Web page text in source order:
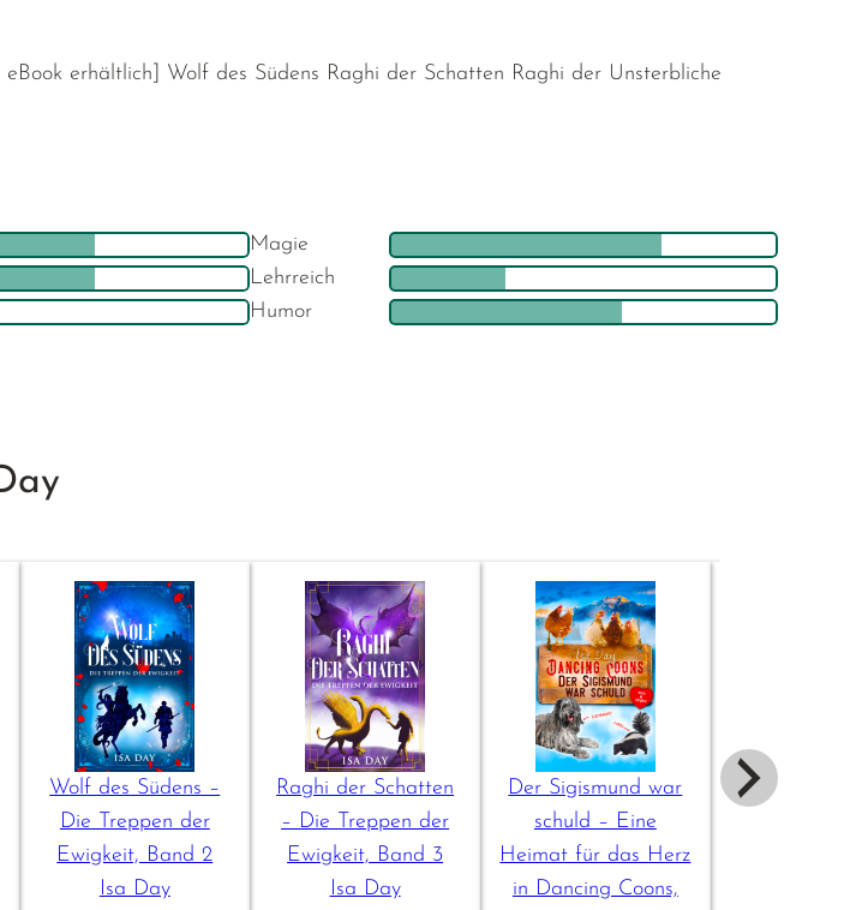
erhältlich] Wolf des Südens Raghi der Schatten Raghi der Unsterbliche
Magie
Lehrreich
Humor
Wolf des Südens –
Die Treppen der
Ewigkeit, Band 2
Isa Day
Raghi der Schatten
– Die Treppen der
Ewigkeit, Band 3
Isa Day
Der Sigismund war
schuld – Eine
Heimat für das Herz
in Dancing Coons,